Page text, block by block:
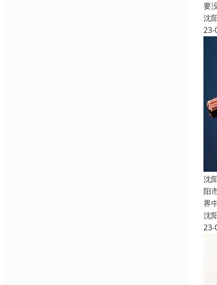
要
沈
23-
沈
阳
界
沈
23-